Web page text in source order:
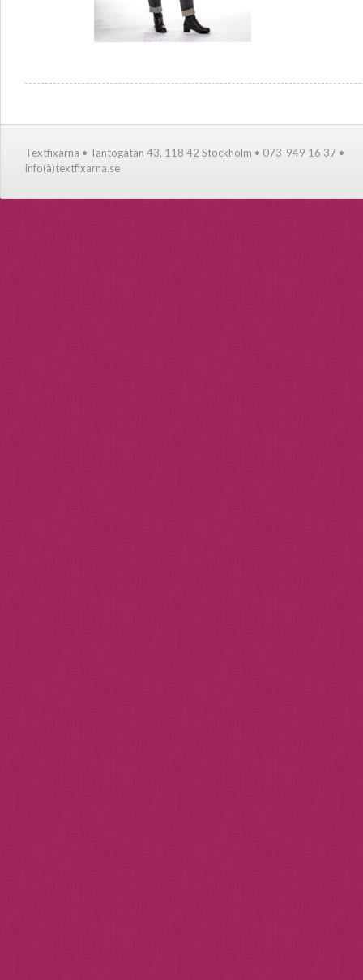
Textfixarna • Tantogatan 43, 118 42 Stockholm • 073-949 16 37 •
info(à)textfixarna.se